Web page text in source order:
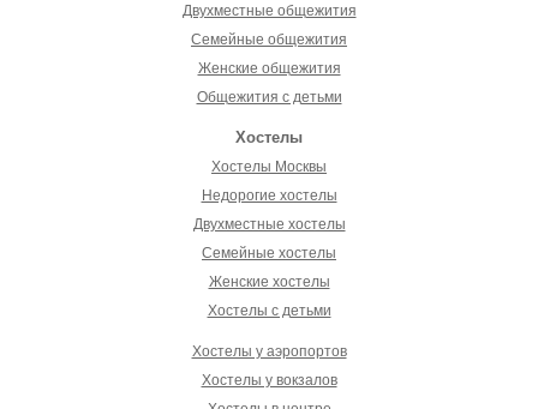
Двухместные общежития
Семейные общежития
Женские общежития
Общежития с детьми
Хостелы
Хостелы Москвы
Недорогие хостелы
Двухместные хостелы
Семейные хостелы
Женские хостелы
Хостелы с детьми
Хостелы у аэропортов
Хостелы у вокзалов